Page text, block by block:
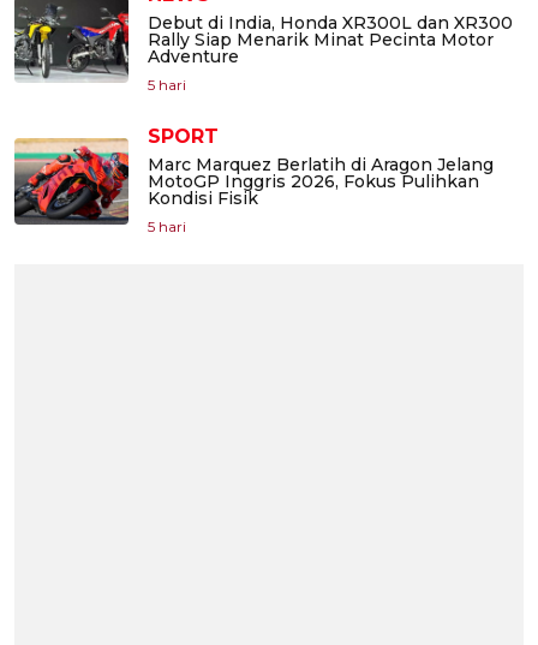
Debut di India, Honda XR300L dan XR300
Rally Siap Menarik Minat Pecinta Motor
Adventure
5 hari
SPORT
Marc Marquez Berlatih di Aragon Jelang
MotoGP Inggris 2026, Fokus Pulihkan
Kondisi Fisik
5 hari